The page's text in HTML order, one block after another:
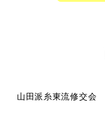
山田派糸東流修交会